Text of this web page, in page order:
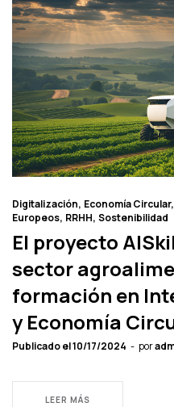
Digitalización Economía Circular
Europeos RRHH Sostenibilidad
El proyecto
sector
formación en
y Economía
Publicado el10/17/2024 por
LEER MÁS